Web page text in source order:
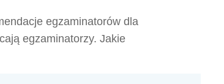
egzaminatorów dla
egzaminatorzy. Jakie